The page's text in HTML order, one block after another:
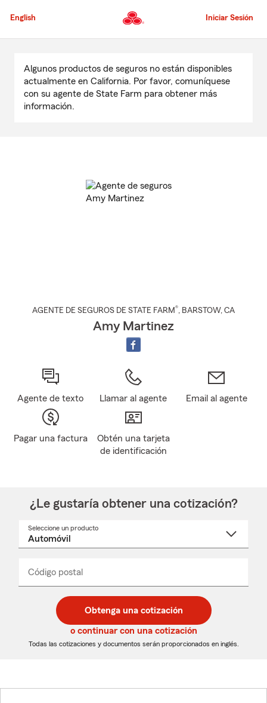
al
principal
English Iniciar Sesión
contenido
principal
Algunos productos de seguros no están disponibles
actualmente en California. Por favor, comuníquese
con su agente de State Farm para obtener más
información.
AGENTE DE SEGUROS DE STATE FARM®, BARSTOW, CA
Amy Martinez
Agente de texto Llamar al agente Email al agente
Pagar una factura
Obtén una tarjeta
de identificación
¿Le gustaría obtener una cotización?
Seleccione un producto
desplegable
Código postal
de
5
dígitos
de
5
dígitos
_____
Obtenga una cotización
o continuar con una cotización
Todas las cotizaciones y documentos serán proporcionados en inglés.